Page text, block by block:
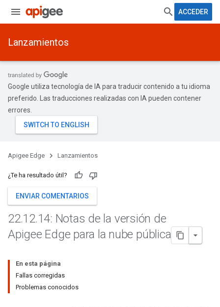
ACCEDER
Lanzamientos
Google utiliza tecnología de IA para traducir contenido a tu idioma
preferido. Las traducciones realizadas con IA pueden contener
errores.
Apigee Edge Lanzamientos
¿Te ha resultado útil?
ENVIAR COMENTARIOS
22.12.14: Notas de la versión de
Apigee Edge para la nube pública
En esta página
Fallas corregidas
Problemas conocidos